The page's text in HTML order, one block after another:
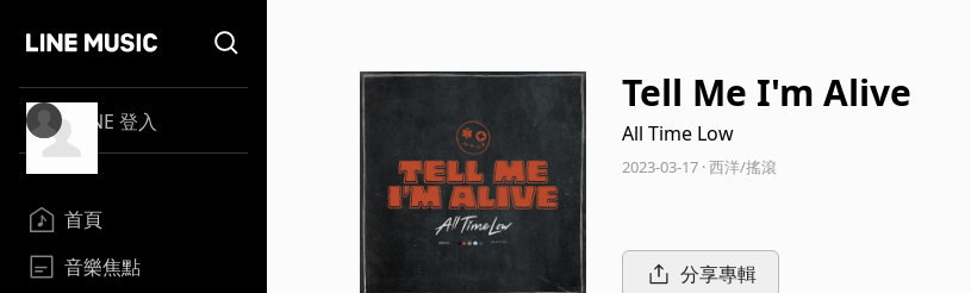
LINE 登入
首頁
音樂焦點
Tell Me I'm Alive
All Time Low
2023-03-17 · 西洋/搖滾
分享專輯